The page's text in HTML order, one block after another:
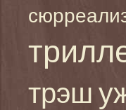
трэш